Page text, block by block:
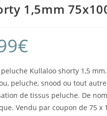
1,5mm
€
Kullaloo shorty 1,5
peluche, snood ou tout
de tissus peluche. De
Vendu par coupon de 75 x